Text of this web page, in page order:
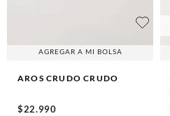
AGREGAR A MI BOLSA
AROS CRUDO CRUDO
$22.990